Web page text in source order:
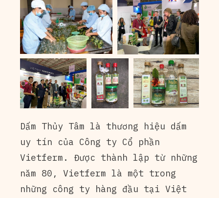
Dấm Thủy Tâm là thương hiệu dấm
uy tín của Công ty Cổ phần
Vietferm. Được thành lập từ những
năm 80, Vietferm là một trong
những công ty hàng đầu tại Việt